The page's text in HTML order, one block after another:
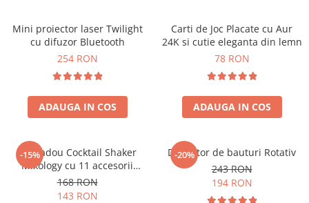
Mini proiector laser Twilight
cu difuzor Bluetooth
254 RON
ADAUGA IN COS
Carti de Joc Placate cu Aur
24K si cutie eleganta din lemn
78 RON
ADAUGA IN COS
-15%
Set cadou Cocktail Shaker
Mixology cu 11 accesorii
750ml Argintiu
168 RON
143 RON
-20%
Decantor de bauturi Rotativ
243 RON
194 RON